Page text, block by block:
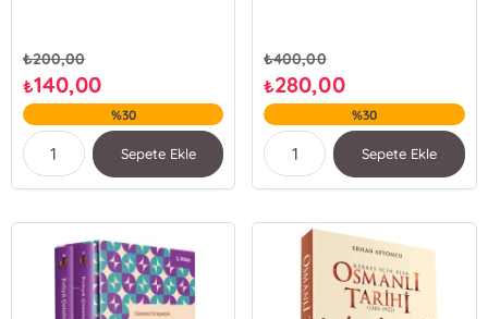
₺200,00
₺140,00
%30
Sepete Ekle
₺400,00
₺280,00
%30
Sepete Ekle